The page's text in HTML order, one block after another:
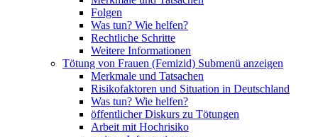
Folgen
Was tun? Wie helfen?
Rechtliche Schritte
Weitere Informationen
Tötung von Frauen (Femizid) Submenü anzeigen
Merkmale und Tatsachen
Risikofaktoren und Situation in Deutschland
Was tun? Wie helfen?
öffentlicher Diskurs zu Tötungen
Arbeit mit Hochrisiko